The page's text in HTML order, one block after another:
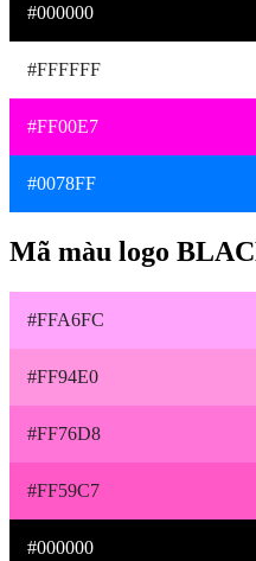
#000000
#FFFFFF
#FF00E7
#0078FF
Mã màu logo
#FFA6FC
#FF94E0
#FF76D8
#FF59C7
#000000